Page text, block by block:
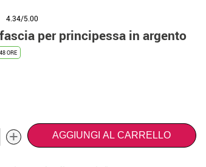
4.34/5.00
per principessa in argento
ORE
+ AGGIUNGI AL CARRELLO